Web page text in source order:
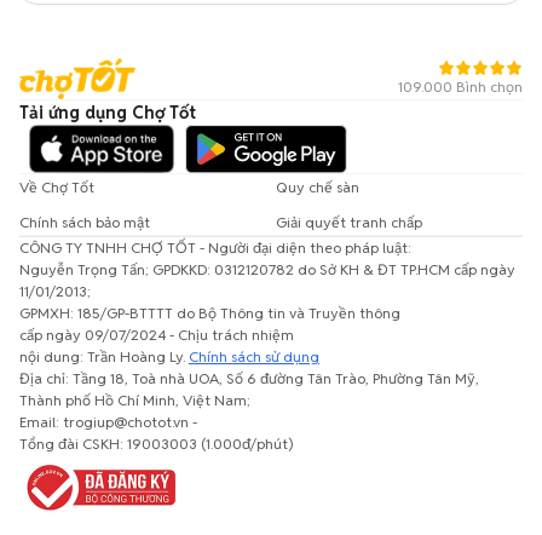
109.000 Bình chọn
Tải ứng dụng Chợ Tốt
Về Chợ Tốt
Quy chế sàn
Chính sách bảo mật
Giải quyết tranh chấp
CÔNG TY TNHH CHỢ TỐT - Người đại diện theo pháp luật:
Nguyễn Trọng Tấn; GPDKKD: 0312120782 do Sở KH & ĐT TP.HCM cấp ngày
11/01/2013;
GPMXH: 185/GP-BTTTT do Bộ Thông tin và Truyền thông
cấp ngày 09/07/2024 - Chịu trách nhiệm
nội dung: Trần Hoàng Ly. Chính sách sử dụng
Địa chỉ: Tầng 18, Toà nhà UOA, Số 6 đường Tân Trào, Phường Tân Mỹ,
Thành phố Hồ Chí Minh, Việt Nam;
Email: trogiup@chotot.vn -
Tổng đài CSKH: 19003003 (1.000đ/phút)